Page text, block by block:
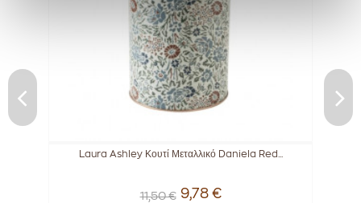
Laura Ashley Κουτί Μεταλλικό Daniela Red...
11,50 € 9,78 €